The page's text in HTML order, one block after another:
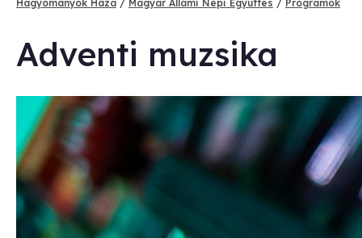
Hagyományok Háza Magyar Állami Népi Együttes Programok
Ad­ven­ti mu­zsi­ka